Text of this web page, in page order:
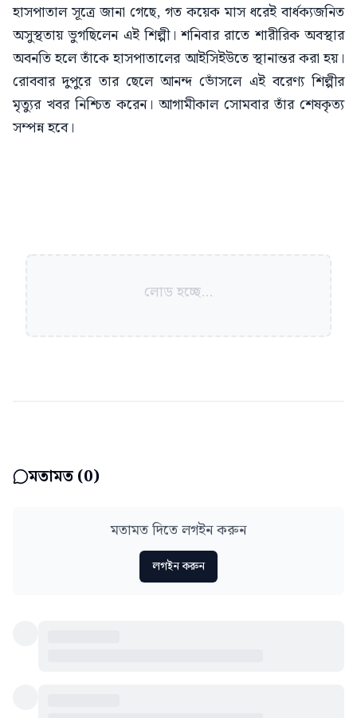
হাসপাতাল সূত্রে জানা গেছে, গত কয়েক মাস ধরেই বার্ধক্যজনিত
অসুস্থতায় ভুগছিলেন এই শিল্পী। শনিবার রাতে শারীরিক অবস্থার
অবনতি হলে তাঁকে হাসপাতালের আইসিইউতে স্থানান্তর করা হয়।
রোববার দুপুরে তার ছেলে আনন্দ ভোঁসলে এই বরেণ্য শিল্পীর
মৃত্যুর খবর নিশ্চিত করেন। আগামীকাল সোমবার তাঁর শেষকৃত্য
সম্পন্ন হবে।
লোড হচ্ছে...
মতামত (0)
মতামত দিতে লগইন করুন
লগইন করুন